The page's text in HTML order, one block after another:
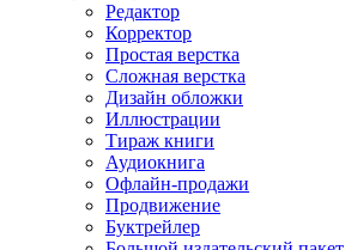
Редактор
Корректор
Простая верстка
Сложная верстка
Дизайн обложки
Иллюстрации
Тираж книги
Аудиокнига
Офлайн-продажи
Продвижение
Буктрейлер